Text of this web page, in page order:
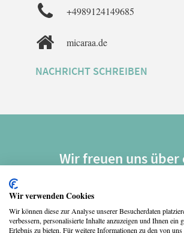
+4989124149685
micaraa.de
NACHRICHT SCHREIBEN
Wir freuen uns über
Wir verwenden Cookies
Wir können diese zur Analyse unserer Besucherdaten
verbessern, personalisierte Inhalte anzuzeigen und Ihnen ein
Erlebnis zu bieten. Für weitere Informationen zu den von